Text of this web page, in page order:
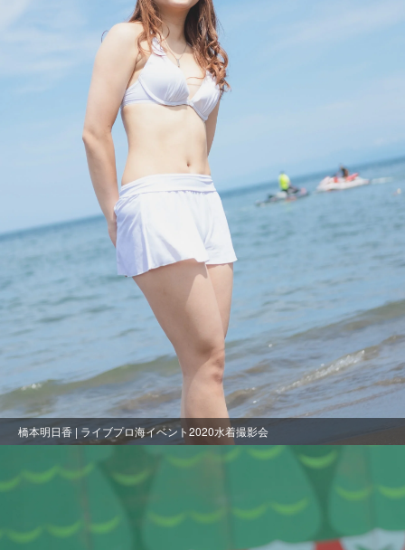
橋本明日香 | ライブプロ海イベント2020水着撮影会